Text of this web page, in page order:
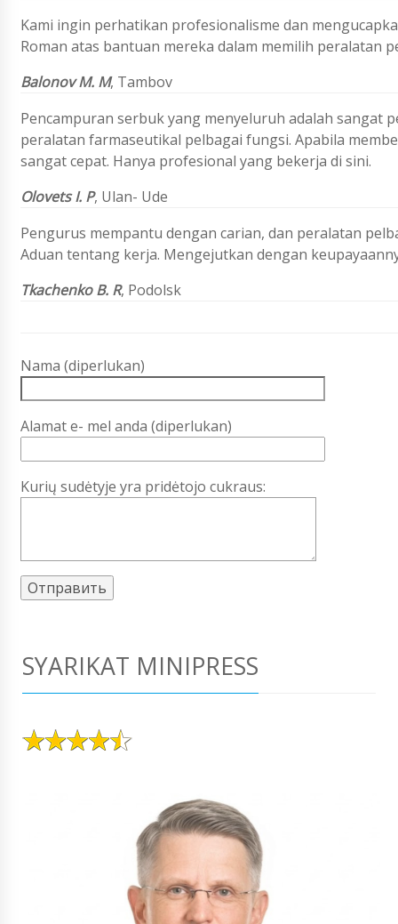
Kami ingin perhatikan profesionalisme dan
Roman atas bantuan mereka dalam memilih peralatan
Balonov M. M, Tambov
Pencampuran serbuk yang menyeluruh adalah sangat
peralatan farmaseutikal pelbagai fungsi. Apabila
sangat cepat. Hanya profesional yang bekerja di sini.
Olovets I. P, Ulan- Ude
Pengurus mempantu dengan carian, dan peralatan
Aduan tentang kerja. Mengejutkan dengan
Tkachenko B. R, Podolsk
Nama (diperlukan)
Alamat e- mel anda (diperlukan)
Kurių sudėtyje yra pridėtojo cukraus:
SYARIKAT MINIPRESS